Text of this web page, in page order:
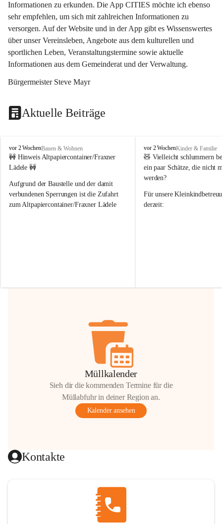
Informationen zu erkunden. Die App CITIES möchte ich ebenso
sehr empfehlen, um sich mit zahlreichen Informationen zu
versorgen. Auf der Website und in der App gibt es Wissenswertes
über unser Vereinsleben, Angebote aus dem kulturellen und
sportlichen Leben, Veranstaltungstermine sowie aktuelle
Informationen aus dem Gemeinderat und der Verwaltung.
Bürgermeister Steve Mayr
Aktuelle Beiträge
F
r
a
e
r
n
vor 2 WochenBauen & Wohnen
🚧 Hinweis Altpapiercontainer/Fraxner
Lädele 🚧
Aufgrund der Baustelle und der damit
verbundenen Sperrungen ist die Zufahrt
zum Altpapiercontainer/Fraxner Lädele
Hilfsbereitschaft!
F
r
a
x
r
n
vor 2 WochenKinder & Familie
🧸 Vielleicht schlummern
ein paar Schätze, die nicht
werden?
Für unsere
derzeit:
Müllkalender
Sieh dir die kommenden Termine für die
Müllabfuhr in deiner Region an.
Kalender ansehen
Kontakte